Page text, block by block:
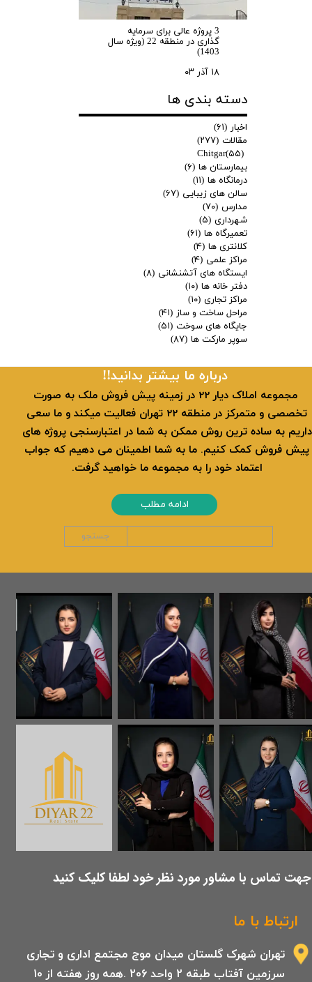
3 پروژه عالی برای سرمایه
گذاری در منطقه 22 (ویژه سال
1403)
۱۸ آذر ۰۳
دسته بندی ها
اخبار (۶۱)
مقالات (۲۷۷)
Chitgar(۵۵)
بیمارستان ها (۶)
درمانگاه ها (۱۱)
سالن های زیبایی (۶۷)
مدارس (۷۰)
شهرداری (۵)
تعمیرگاه ها (۶۱)
کلانتری ها (۴)
مراکز علمی (۴)
ایستگاه های آتشنشانی (۸)
دفتر خانه ها (۱۰)
مراکز تجاری (۱۰)
مراحل ساخت و ساز (۴۱)
جایگاه های سوخت (۵۱)
سوپر مارکت ها (۸۷)
ارتباط با ما
تهران شهرک گلستان میدان موج مجتمع اداری و تجاری
سرزمین آفتاب طبقه 2 واحد 206 .همه روز هفته از 10
​جهت تماس با مشاور مورد نظر خود لطفا کلیک کنید
​​درباره ما بیشتر بدانید!!
​ مجموعه املاک دیار 22 در زمینه پیش فروش ملک به صورت
تخصصی و متمرکز در منطقه 22 تهران فعالیت میکند و ما سعی
داریم به ساده ترین روش ممکن به شما در اعتبارسنجی پروژه های
پیش فروش کمک کنیم. ما به شما اطمینان می دهیم که جواب
اعتماد خود را به مجموعه ما خواهید گرفت.
ادامه مطلب
جستجو